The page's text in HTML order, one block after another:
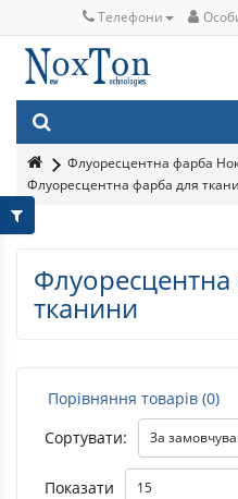
Телефони
Флуоресцентна фарба
Флуоресцентна фарба для
тканини
Порівняння товарів (0)
Сортувати:
Показати